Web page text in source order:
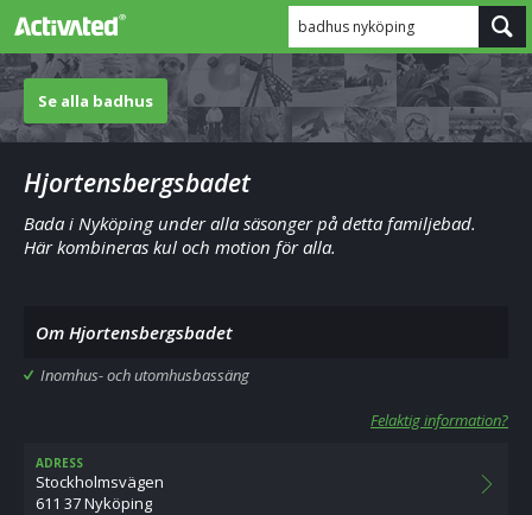
badhus nyköping
Se alla badhus
Hjortensbergsbadet
Bada i Nyköping under alla säsonger på detta familjebad.
Här kombineras kul och motion för alla.
Om Hjortensbergsbadet
Inomhus- och utomhusbassäng
Felaktig information?
ADRESS
Stockholmsvägen
611 37 Nyköping